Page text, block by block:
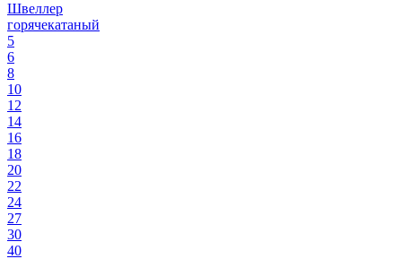
Швеллер
горячекатаный
5
6
8
10
12
14
16
18
20
22
24
27
30
40